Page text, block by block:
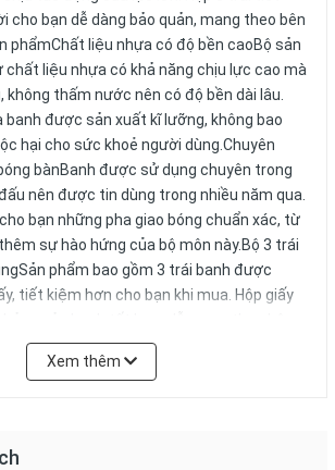
cho bạn dễ dàng bảo quản, mang theo bên
phẩmChất liệu nhựa có độ bền caoBộ sản
liệu nhựa có khả năng chịu lực cao mà
không thấm nước nên có độ bền dài lâu.
banh được sản xuất kĩ lưỡng, không bao
hại cho sức khoẻ người dùng.Chuyên
bànBanh được sử dụng chuyên trong
nên được tin dùng trong nhiều năm qua.
bạn những pha giao bóng chuẩn xác, từ
sự hào hứng của bộ môn này.Bộ 3 trái
phẩm bao gồm 3 trái banh được
tiết kiệm hơn cho bạn khi mua. Hộp giấy
rớt hay mất.
Xem thêm